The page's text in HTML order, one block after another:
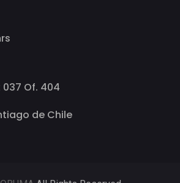
Of. 404
de Chile